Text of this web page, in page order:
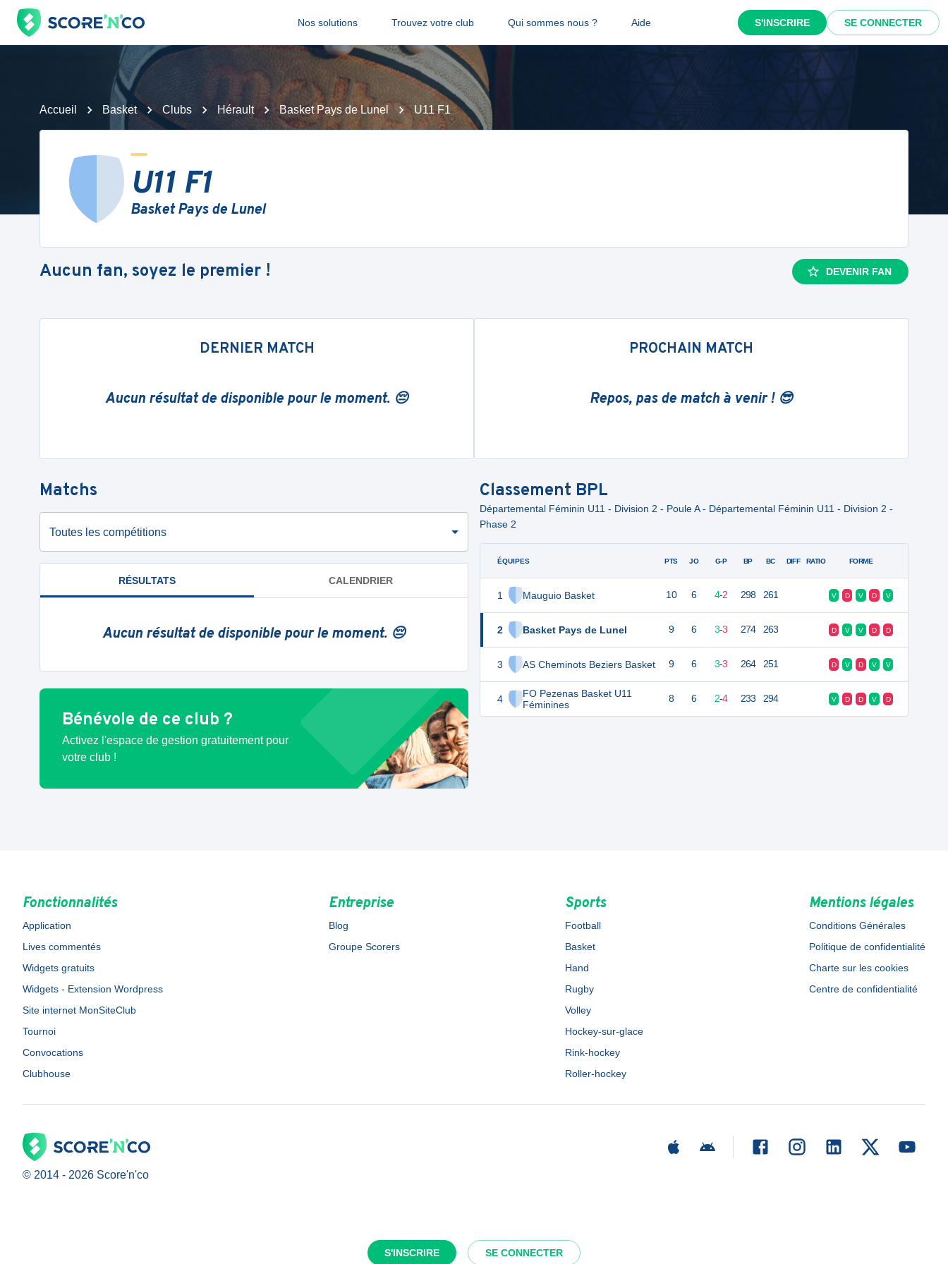
Nos solutions Trouvez votre club Qui sommes nous ? Aide S'INSCRIRE SE CONNECTER
S'INSCRIRE SE CONNECTER
Accueil Basket Clubs Hérault Basket Pays de Lunel U11 F1
U11 F1
Basket Pays de Lunel
Aucun fan, soyez le premier ! DEVENIR FAN
DERNIER MATCH
Aucun résultat de disponible pour le moment. 😔
PROCHAIN MATCH
Repos, pas de match à venir ! 😎
Matchs
Toutes les compétitions
RÉSULTATS CALENDRIER
Aucun résultat de disponible pour le moment. 😔
Bénévole de ce club ?
Activez l'espace de gestion gratuitement pour
votre club !
Classement BPL
Départemental Féminin U11 - Division 2 - Poule A - Départemental Féminin U11 - Division 2 -
Phase 2
ÉQUIPES
1 Mauguio Basket
2 Basket Pays de Lunel
3 AS Cheminots Beziers Basket
4
FO Pezenas Basket U11
Féminines
PTS JO G-P BP BC DIFF RATIO FORME
10 6 4-2 298 261 V D V D V
9 6 3-3 274 263 D V V D D
9 6 3-3 264 251 D V D V V
8 6 2-4 233 294 V D D V D
Fonctionnalités
Application
Lives commentés
Widgets gratuits
Widgets - Extension Wordpress
Site internet MonSiteClub
Tournoi
Convocations
Clubhouse
Entreprise
Blog
Groupe Scorers
Sports
Football
Basket
Hand
Rugby
Volley
Hockey-sur-glace
Rink-hockey
Roller-hockey
Mentions légales
Conditions Générales
Politique de confidentialité
Charte sur les cookies
Centre de confidentialité
© 2014 - 2026 Score'n'co